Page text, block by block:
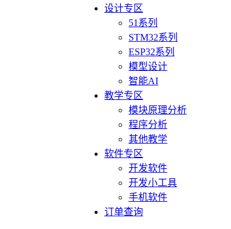
设计专区
51系列
STM32系列
ESP32系列
模型设计
智能AI
教学专区
模块原理分析
程序分析
其他教学
软件专区
开发软件
开发小工具
手机软件
订单查询